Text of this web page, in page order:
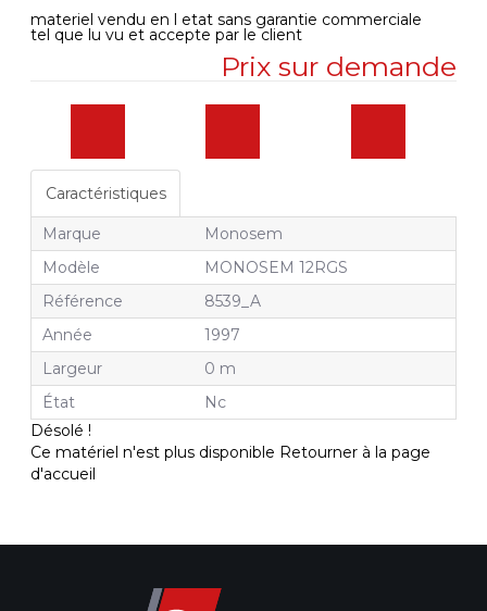
Prix sur demande
materiel vendu en l etat sans garantie commerciale
tel que lu vu et accepte par le client
Caractéristiques
Marque
Monosem
Modèle
MONOSEM 12RGS
Référence
8539_A
Année
1997
Largeur
0 m
État
Nc
Désolé !
Ce matériel n'est plus disponible Retourner à la page
d'accueil